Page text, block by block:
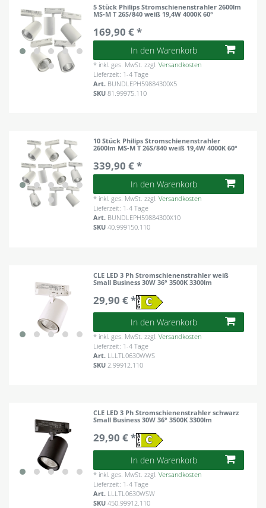
5 Stück Philips Stromschienenstrahler 2600lm
MS-M T 26S/840 weiß 19,4W 4000K 60°
169,90 € *
In den Warenkorb
* inkl. ges. MwSt. zzgl.Versandkosten
Lieferzeit: 1-4 Tage
Art. BUNDLEPH59884300X5
SKU81.99975.110
10 Stück Philips Stromschienenstrahler
2600lm MS-M T 26S/840 weiß 19,4W 4000K 60°
339,90 € *
In den Warenkorb
* inkl. ges. MwSt. zzgl.Versandkosten
Lieferzeit: 1-4 Tage
Art. BUNDLEPH59884300X10
SKU40.999150.110
CLE LED 3 Ph Stromschienenstrahler weiß
Small Business 30W 36° 3500K 3300lm
29,90 € *
In den Warenkorb
* inkl. ges. MwSt. zzgl.Versandkosten
Lieferzeit: 1-4 Tage
Art. LLLTL0630WWS
SKU 2.99912.110
CLE LED 3 Ph Stromschienenstrahler schwarz
Small Business 30W 36° 3500K 3300lm
29,90 € *
In den Warenkorb
* inkl. ges. MwSt. zzgl.Versandkosten
Lieferzeit: 1-4 Tage
Art. LLLTL0630WSW
SKU450.99912.110